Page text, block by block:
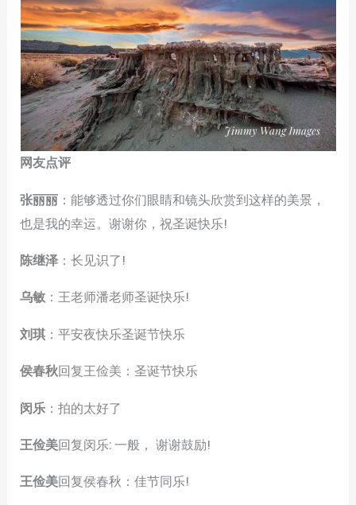
网友点评
张丽丽 ：能够透过你们眼睛和镜头欣赏到这样的美景，
也是我的幸运。谢谢你，祝圣诞快乐!
陈继泽 ：长见识了!
乌敏：王老师潘老师圣诞快乐!
刘琪 ：平安夜快乐圣诞节快乐
侯春秋回复王俭美：圣诞节快乐
闵乐 ：拍的太好了
王俭美回复闵乐: 一般， 谢谢鼓励!
王俭美回复侯春秋：佳节同乐!